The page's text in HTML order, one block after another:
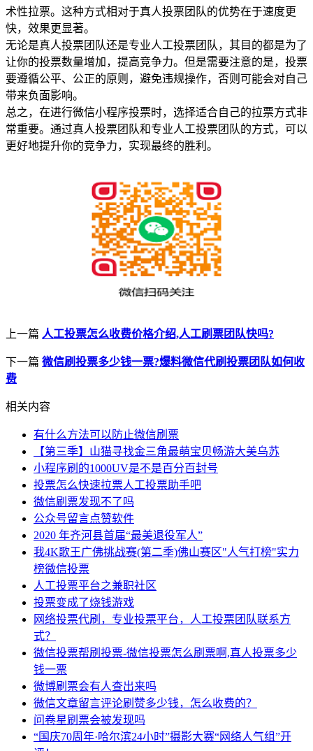
术性拉票。这种方式相对于真人投票团队的优势在于速度更
快，效果更显著。
无论是真人投票团队还是专业人工投票团队，其目的都是为了
让你的投票数量增加，提高竞争力。但是需要注意的是，投票
要遵循公平、公正的原则，避免违规操作，否则可能会对自己
带来负面影响。
总之，在进行微信小程序投票时，选择适合自己的拉票方式非
常重要。通过真人投票团队和专业人工投票团队的方式，可以
更好地提升你的竞争力，实现最终的胜利。
上一篇 人工投票怎么收费价格介绍,人工刷票团队快吗?
下一篇 微信刷投票多少钱一票?爆料微信代刷投票团队如何收
费
相关内容
有什么方法可以防止微信刷票
【第三季】山猫寻找金三角最萌宝贝畅游大美乌苏
小程序刷的1000UV是不是百分百封号
投票怎么快速拉票人工投票助手吧
微信刷票发现不了吗
公众号留言点赞软件
2020 年齐河县首届“最美退役军人”
我4K歌王广佛挑战赛(第二季)佛山赛区"人气打榜"实力
榜微信投票
人工投票平台之兼职社区
投票变成了烧钱游戏
网络投票代刷，专业投票平台，人工投票团队联系方
式？
微信投票帮刷投票-微信投票怎么刷票啊,真人投票多少
钱一票
微博刷票会有人查出来吗
微信文章留言评论刷赞多少钱，怎么收费的？
问卷星刷票会被发现吗
“国庆70周年·哈尔滨24小时”摄影大赛“网络人气组”开